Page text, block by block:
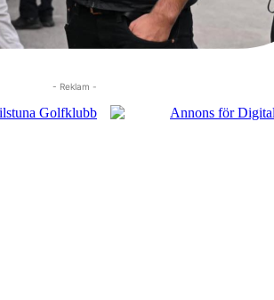
- Reklam -